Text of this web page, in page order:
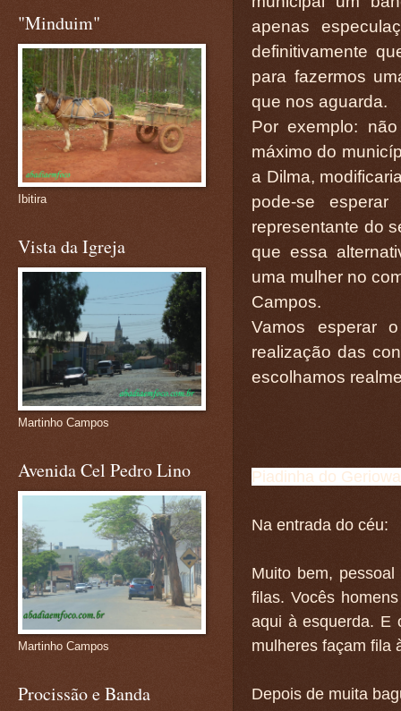
apenas
definitivamente
para fazermos
que nos aguarda.
Por exemplo:
máximo do
a Dilma,
pode-se
representante do
que essa
uma mulher no
Campos.
Vamos esperar
realização das
escolhamos
Piadinha do
Na entrada do céu:
Muito bem,
filas. Vocês
aqui à esquerda. E
mulheres façam fila
Depois de muita
"Minduim"
Ibitira
Vista da Igreja
Martinho Campos
Avenida Cel Pedro Lino
Martinho Campos
Procissão e Banda